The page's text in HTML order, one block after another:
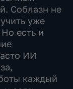
Соблазн не
уже
есть и
ИИ
каждый